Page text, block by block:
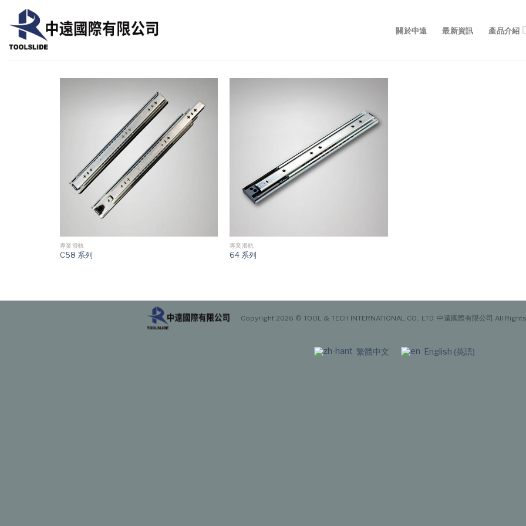
content
關於中遠 最新資訊 產品介紹
專業滑軌
C58 系列
專業滑軌
64 系列
Copyright 2026 © TOOL & TECH INTERNATIONAL CO., LTD. 中遠國際有限公司 All
繁體中文 English (英語)